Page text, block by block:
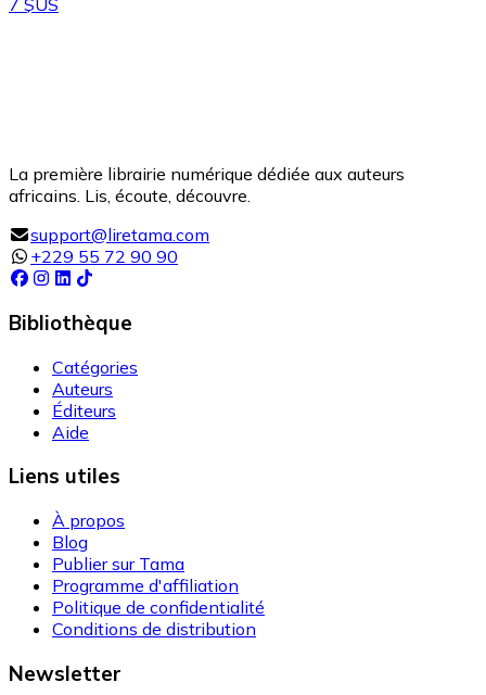
7 $US
La première librairie numérique dédiée aux auteurs
africains. Lis, écoute, découvre.
support@liretama.com
+229 55 72 90 90
Bibliothèque
Catégories
Auteurs
Éditeurs
Aide
Liens utiles
À propos
Blog
Publier sur Tama
Programme d'affiliation
Politique de confidentialité
Conditions de distribution
Newsletter